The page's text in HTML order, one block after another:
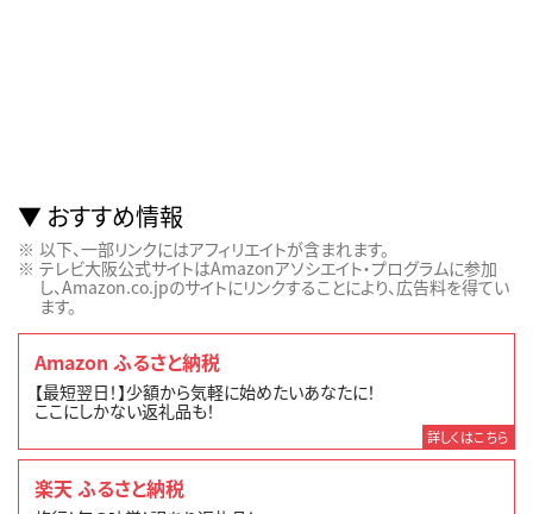
おすすめ情報
以下、一部リンクにはアフィリエイトが含まれます。
テレビ大阪公式サイトはAmazonアソシエイト・プログラムに参加
し、Amazon.co.jpのサイトにリンクすることにより、広告料を得てい
ます。
Amazon ふるさと納税
【最短翌日！】少額から気軽に始めたいあなたに！
ここにしかない返礼品も！
詳しくはこちら
楽天 ふるさと納税